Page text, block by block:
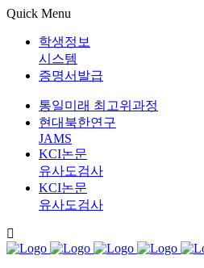
Quick Menu
학생정보
시스템
증명서발급
통일미래 최고위과정
현대북한연구
JAMS
KCI논문
유사도검사
KCI논문
유사도검사